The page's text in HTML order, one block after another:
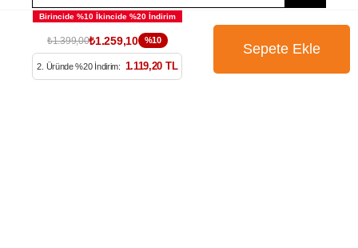
₺1.399,00₺1.259,10 %10
2. Üründe %20 İndirim: 1.119,20 TL
Kampanya, ürün ve yeniliklerden haberdar edilmek için
tarafıma e-posta gönderilmesini onaylıyorum. Onay vermeniz
halinde işlenecek olan kişisel verilerinize yönelikAydınlatma
Metni’ni okumak içintıklayınız